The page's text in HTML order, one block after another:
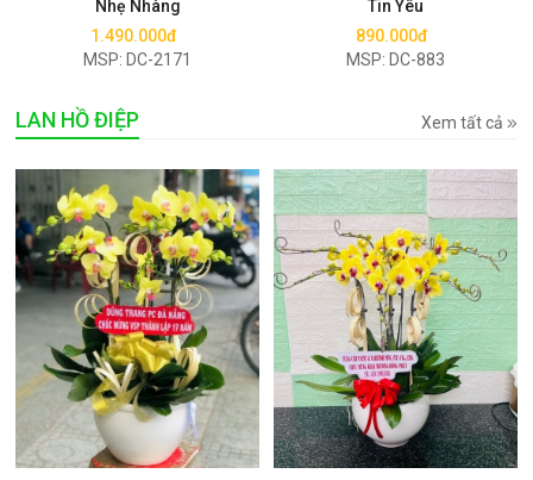
Nhẹ Nhàng
1.490.000đ
MSP: DC-2171
Tin Yêu
890.000đ
MSP: DC-883
LAN HỒ ĐIỆP Xem tất cả
Mua ngay Mua ngay